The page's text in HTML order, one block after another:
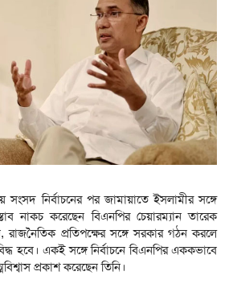
সংসদ নির্বাচনের পর জামায়াতে ইসলামীর সঙ্গে
নাকচ করেছেন বিএনপির চেয়ারম্যান তারেক
রাজনৈতিক প্রতিপক্ষের সঙ্গে সরকার গঠন করলে
হবে। একই সঙ্গে নির্বাচনে বিএনপির এককভাবে
প্রকাশ করেছেন তিনি।